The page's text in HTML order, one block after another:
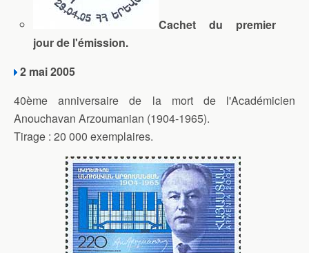
Cachet du premier
jour de l'émission.
2 mai 2005
40ème anniversaire de la mort de l'Académicien
Anouchavan Arzoumanian (1904-1965).
Tirage : 20 000 exemplaires.